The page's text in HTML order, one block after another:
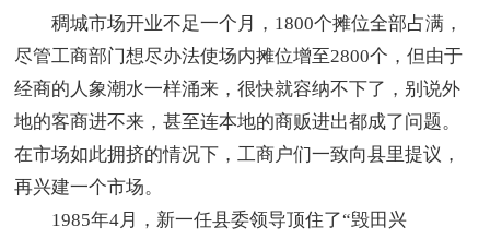
稠城市场开业不足一个月，1800个摊位全部占满，
尽管工商部门想尽办法使场内摊位增至2800个，但由于
经商的人象潮水一样涌来，很快就容纳不下了，别说外
地的客商进不来，甚至连本地的商贩进出都成了问题。
在市场如此拥挤的情况下，工商户们一致向县里提议，
再兴建一个市场。
1985年4月，新一任县委领导顶住了“毁田兴